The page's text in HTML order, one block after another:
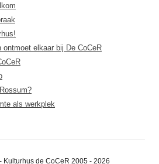
elkaar bij De CoCeR
als werkplek
de CoCeR 2005 - 2026